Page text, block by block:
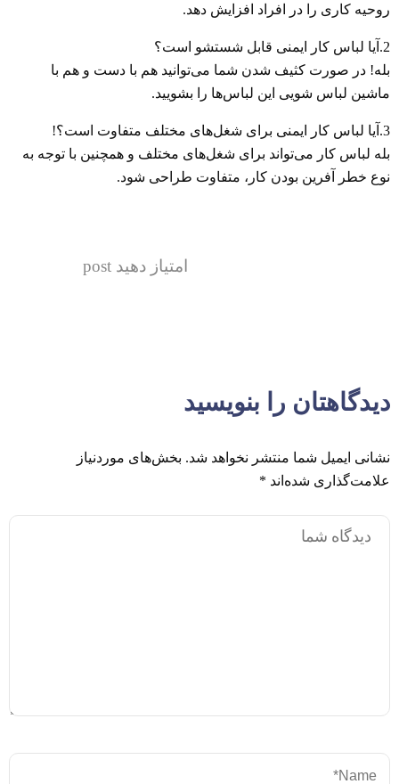
روحیه کاری را در افراد افزایش دهد.
2.آیا لباس کار ایمنی قابل شستشو است؟
بله! در صورت کثیف شدن شما می‌توانید هم با دست و هم با
ماشین لباس شویی این لباس‌ها را بشویید.
3.آیا لباس کار ایمنی برای شغل‌های مختلف متفاوت است؟!
بله لباس کار می‌تواند برای شغل‌های مختلف و همچنین با توجه به
نوع خطر آفرین بودن کار، متفاوت طراحی شود.
امتیاز دهید post
دیدگاهتان را بنویسید
نشانی ایمیل شما منتشر نخواهد شد. بخش‌های موردنیاز
علامت‌گذاری شده‌اند *